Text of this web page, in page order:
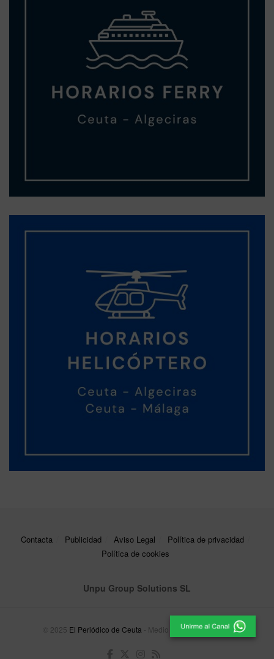
Contacta Publicidad Aviso Legal
Política de privacidad
Política de cookies
Unpu Group Solutions SL
© 2025 El Periódico de Ceuta - Medio de Comunicación